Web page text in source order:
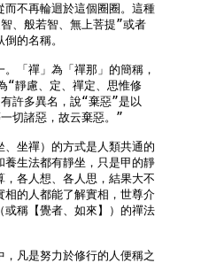
而不再輪迴於這個圈圈。這種
、般若智、無上菩提”或者
的名稱。
「禪」為「禪那」的簡稱，
“靜慮、定、禪定、思惟修
許多異名，說“棄惡”是以
切諸惡，故云棄惡。”
坐禪）的方式是人類共通的
養生法都有靜坐，只是甲的靜
各人想、各人思，結果大不
相的人都能了解實相，世尊介
或稱【覺者、如來】）的禪法
凡是努力於修行的人便稱之